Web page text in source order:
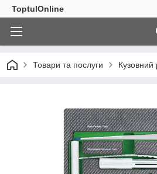
ToptulOnline
Товари та послуги Кузовний